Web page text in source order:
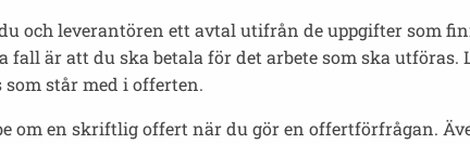
och leverantören ett avtal utifrån de uppgifter som
är att du ska betala för det arbete som ska
står med i offerten.
om en skriftlig offert när du gör en offertförfrågan.